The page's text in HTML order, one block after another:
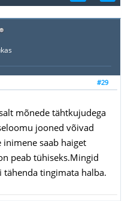
#29
mõnede tähtkujudega
jooned võivad
saab haiget
peab tühiseks.Mingid
tähenda tingimata halba.